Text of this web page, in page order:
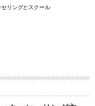
セリングとスクール